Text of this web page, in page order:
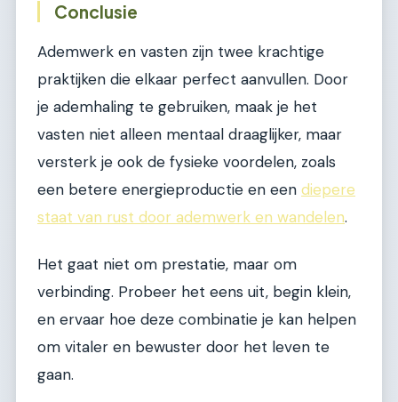
Conclusie
Ademwerk en vasten zijn twee krachtige
praktijken die elkaar perfect aanvullen. Door
je ademhaling te gebruiken, maak je het
vasten niet alleen mentaal draaglijker, maar
versterk je ook de fysieke voordelen, zoals
een betere energieproductie en een diepere
staat van rust door ademwerk en wandelen.
Het gaat niet om prestatie, maar om
verbinding. Probeer het eens uit, begin klein,
en ervaar hoe deze combinatie je kan helpen
om vitaler en bewuster door het leven te
gaan.